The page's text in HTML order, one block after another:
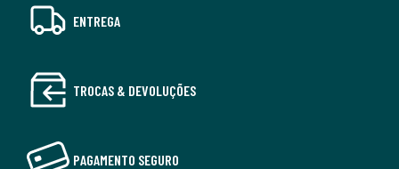
ENTREGA
TROCAS & DEVOLUÇÕES
PAGAMENTO SEGURO